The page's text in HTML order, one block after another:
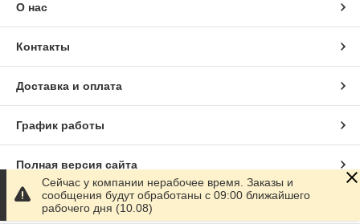
О нас
Контакты
Доставка и оплата
График работы
Полная версия сайта
Сайт создан на маркетплейсе
Сейчас у компании нерабочее время. Заказы и
сообщения будут обработаны с 09:00 ближайшего
рабочего дня (10.08)